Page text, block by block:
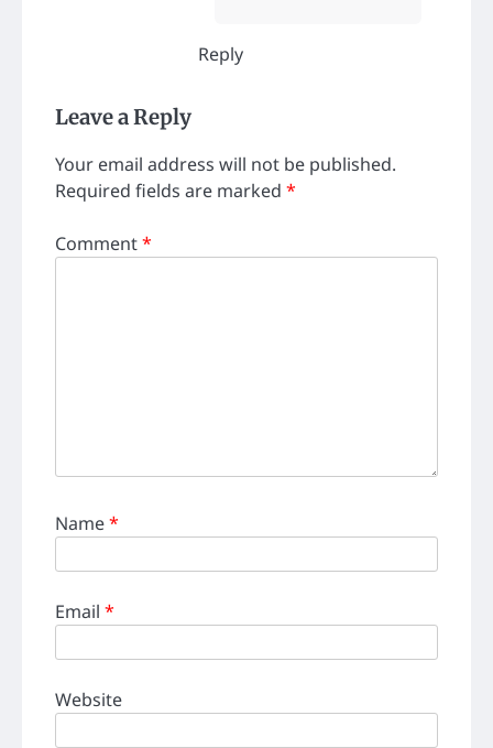
Reply
Leave a Reply
Your email address will not be published.
Required fields are marked *
Comment*
Name*
Email *
Website